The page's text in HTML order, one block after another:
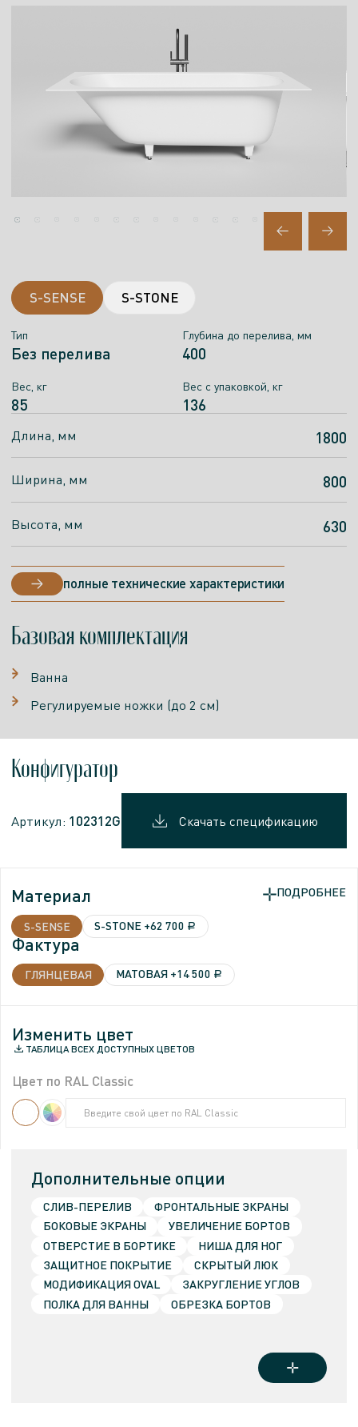
S-SENSE S-STONE
Тип
Без перелива
Глубина до перелива, мм
400
Вес, кг
85
Вес c упаковкой, кг
136
Длина, мм 1800
Ширина, мм 800
Высота, мм 630
полные технические характеристики
Тип
Без перелива
Глубина до перелива, мм
400
Вес, кг
65
Вес с упаковкой, кг
116
Длина, мм 1790
Ширина, мм 791
Высота, мм 630
полные технические характеристики
Базовая комплектация
Ванна
Регулируемые ножки (до 2 см)
Конфигуратор
Артикул: 102312G Скачать спецификацию
Материал
S-SENSE S-STONE +62 700 a
Фактура
ГЛЯНЦЕВАЯ МАТОВАЯ +14 500 a
ПОДРОБНЕЕ
Изменить цвет
ТАБЛИЦА ВСЕХ ДОСТУПНЫХ ЦВЕТОВ
Цвет по RAL Classic
Введите свой цвет по RAL Classic
Введите свой цвет по RAL Classic
ТАБЛИЦА ВСЕХ ДОСТУПНЫХ ЦВЕТОВ
Цвет по RAL Classic
Введите свой цвет по RAL Classic
Введите свой цвет по RAL Classic
Фактура
МАТОВАЯ
ПОДРОБНЕЕ
Изменить цвет
ТАБЛИЦА ВСЕХ ДОСТУПНЫХ ЦВЕТОВ
Цвет по RAL Classic
Введите свой цвет по RAL Classic
Введите свой цвет по RAL Classic
Дополнительные опции
СЛИВ-ПЕРЕЛИВ
ФРОНТАЛЬНЫЕ ЭКРАНЫ
БОКОВЫЕ ЭКРАНЫ
УВЕЛИЧЕНИЕ БОРТОВ
ОТВЕРСТИЕ В БОРТИКЕ
НИША ДЛЯ НОГ
ЗАЩИТНОЕ ПОКРЫТИЕ
СКРЫТЫЙ ЛЮК
МОДИФИКАЦИЯ ОVAL
ЗАКРУГЛЕНИЕ УГЛОВ
ПОЛКА ДЛЯ ВАННЫ
ОБРЕЗКА БОРТОВ